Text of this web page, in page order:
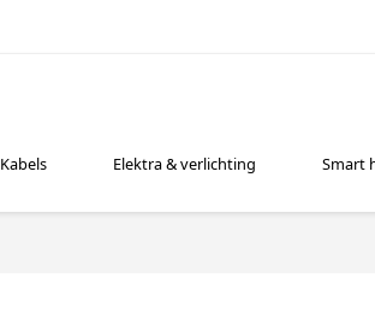
Kabels Elektra & verlichting Smart